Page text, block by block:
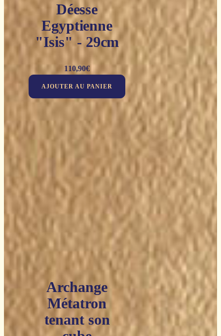
Déesse
Egyptienne
"Isis" - 29cm
110,90€
AJOUTER AU PANIER
Archange
Métatron
tenant son